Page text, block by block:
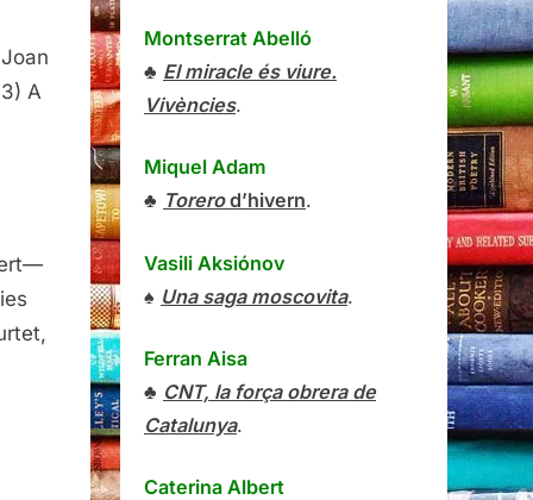
A
Montserrat Abelló
♣ El miracle és viure.
Vivències.
Miquel Adam
♣ Torerod’hivern.
Vasili Aksiónov
♠ Una saga moscovita.
Ferran Aisa
♣ CNT, la força obrera de
Catalunya.
Caterina Albert